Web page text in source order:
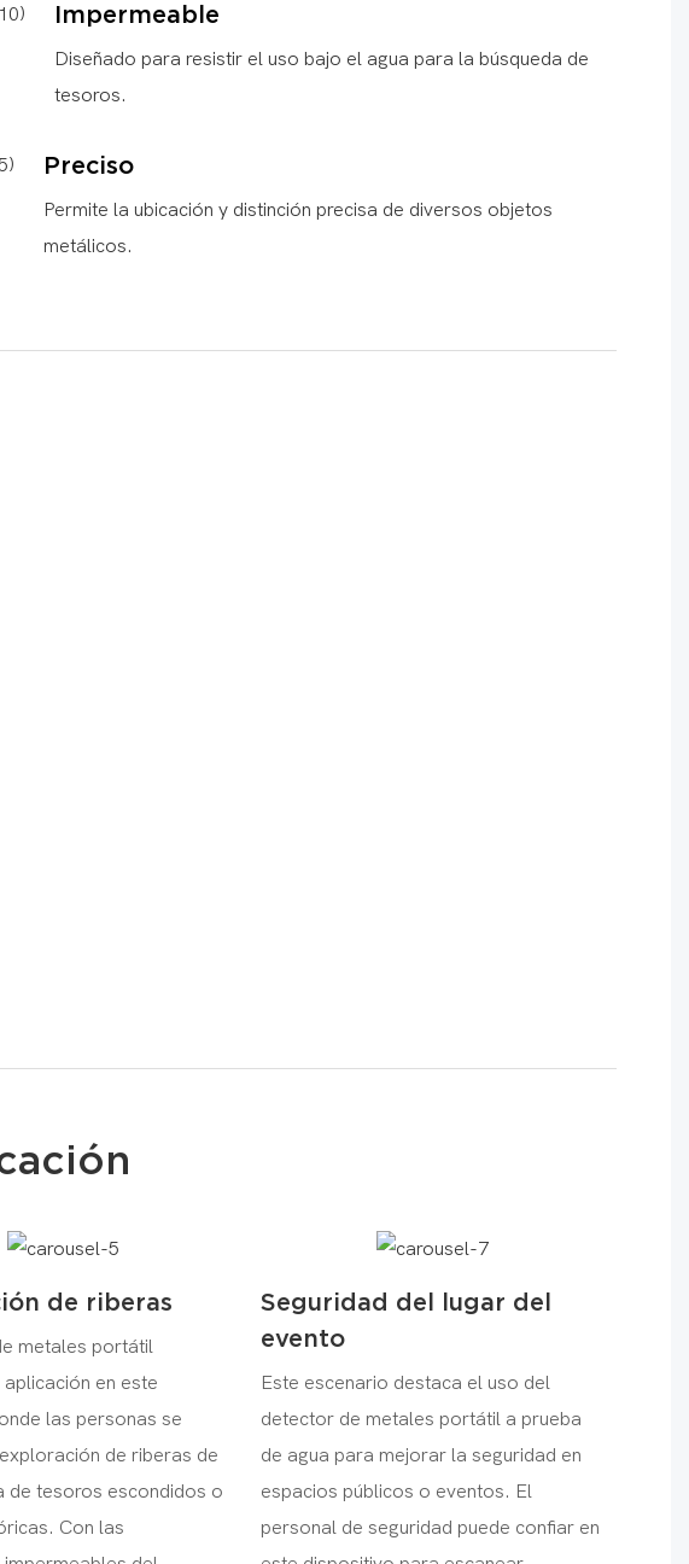
Impermeable
Diseñado para resistir el uso bajo el agua para la búsqueda de
tesoros.
Preciso
Permite la ubicación y distinción precisa de diversos objetos
metálicos.
de riberas
metales portátil
aplicación en este
las personas se
de riberas de
de tesoros escondidos o
Con las
Seguridad del lugar del
evento
Este escenario destaca el uso del
detector de metales portátil a prueba
de agua para mejorar la seguridad en
espacios públicos o eventos. El
personal de seguridad puede confiar en